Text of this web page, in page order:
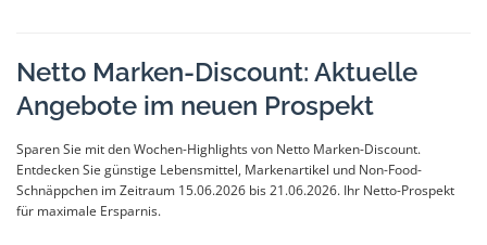
Netto Marken-Discount: Aktuelle
Angebote im neuen Prospekt
Sparen Sie mit den Wochen-Highlights von Netto Marken-Discount.
Entdecken Sie günstige Lebensmittel, Markenartikel und Non-Food-
Schnäppchen im Zeitraum 15.06.2026 bis 21.06.2026. Ihr Netto-Prospekt
für maximale Ersparnis.